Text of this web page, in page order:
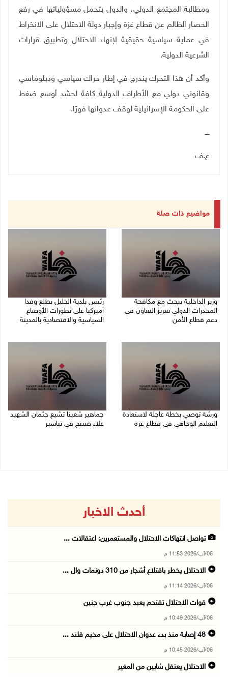
ومطالبة المجتمع الدولي، والدول بتحمل مسؤولياتها في رفع
الحصار الظالم عن قطاع غزة وإجبار دولة الاحتلال على الانخراط
في عملية سياسية حقيقية لإنهاء الاحتلال وتطبيق قرارات
الشرعية الدولية.
وأكد أن هذا التحرك يندرج في إطار حراك سياسي ودبلوماسي
وقانوني دولي مع الأطراف الدولية كافة لحشد أوسع ضغط
على الحكومة الإسرائيلية لوقف عدوانها فورًا.
ــــ
ع.ف
مواضيع ذات صلة
وزير الداخلية يبحث مع مكافحة
المخدرات الدولي تعزيز التعاون في
دعم قطاع الأمن
رئيس بلدية الخليل يطلع وفدا
أميركيا على تطورات الأوضاع
السياسية والاقتصادية بالمدينة
ورشة توصي بخطة عاجلة لاستعادة
التعليم الوجاهي في قطاع غزة
جماهير شعبنا تشيع جثمان الشهيد
علاء صبيح في تياسير
أحدث الاخبار
تواصل انتهاكات الاحتلال والمستعمرين: اعتقالات ...
06/آب/2026 11:53 م
الاحتلال يخطر باقتلاع أشجار من 310 دونمات وال ...
06/آب/2026 11:14 م
قوات الاحتلال تقتحم يعبد جنوب غرب جنين
06/آب/2026 10:49 م
48 إصابة منذ بدء عدوان الاحتلال على مخيم قلند ...
06/آب/2026 10:45 م
الاحتلال يعتقل شابين من المغير